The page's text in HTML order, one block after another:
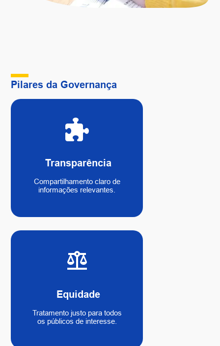
Pilares da Governança
Transparência
Compartilhamento claro de
informações relevantes.
Equidade
Tratamento justo para todos
os públicos de interesse.